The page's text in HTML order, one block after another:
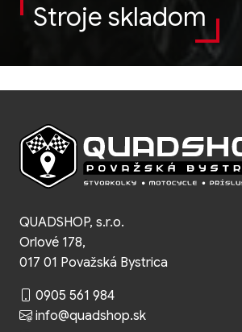
Stroje skladom
QUADSHOP, s.r.o.
Orlové 178,
017 01 Považská Bystrica
0905 561 984
info@quadshop.sk